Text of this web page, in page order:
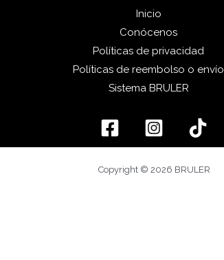
Inicio
Conócenos
Políticas de privacidad
Políticas de reembolso o envío
Sistema BRULER
Copyright © 2026 BRULER